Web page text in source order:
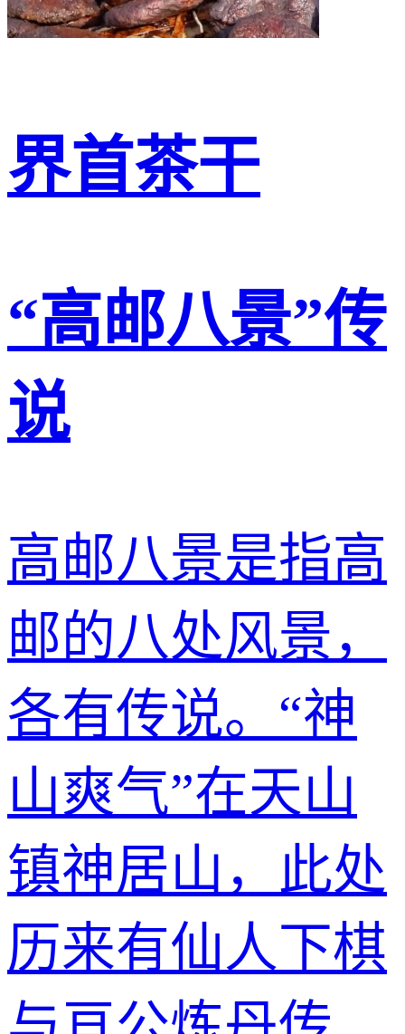
界首茶干
“高邮八景”传
说
高邮八景是指高
邮的八处风景，
各有传说。“神
山爽气”在天山
镇神居山，此处
历来有仙人下棋